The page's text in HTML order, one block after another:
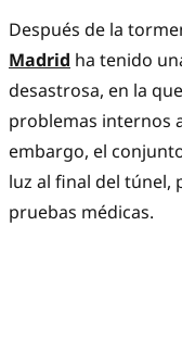
Después de la
Madrid ha tenido
desastrosa, en la
problemas internos
embargo, el
luz al final del túnel,
pruebas médicas.